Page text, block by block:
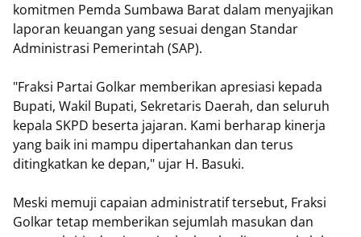
komitmen Pemda Sumbawa Barat dalam menyajikan
laporan keuangan yang sesuai dengan Standar
Administrasi Pemerintah (SAP).
​"Fraksi Partai Golkar memberikan apresiasi kepada
Bupati, Wakil Bupati, Sekretaris Daerah, dan seluruh
kepala SKPD beserta jajaran. Kami berharap kinerja
yang baik ini mampu dipertahankan dan terus
ditingkatkan ke depan," ujar H. Basuki.
​Meski memuji capaian administratif tersebut, Fraksi
Golkar tetap memberikan sejumlah masukan dan